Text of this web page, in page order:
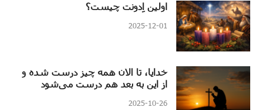
اولین اِدونت چیست؟
2025-12-01
خدایا، تا الان همه چیز درست شده و
از این به بعد هم درست می‌شود
2025-10-26